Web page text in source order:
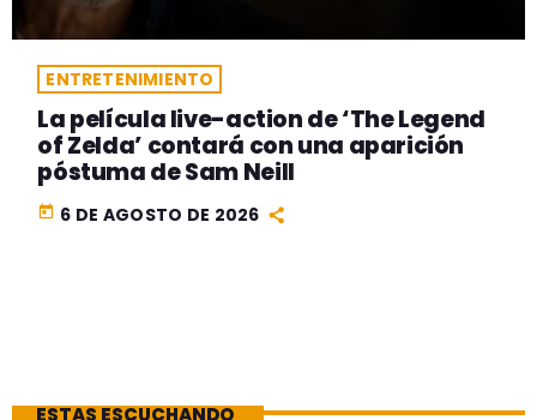
ENTRETENIMIENTO
La película live-action de ‘The Legend
of Zelda’ contará con una aparición
póstuma de Sam Neill
today 6 DE AGOSTO DE 2026